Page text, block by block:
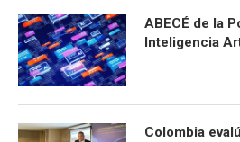
ABECÉ de la
Inteligencia
Colombia